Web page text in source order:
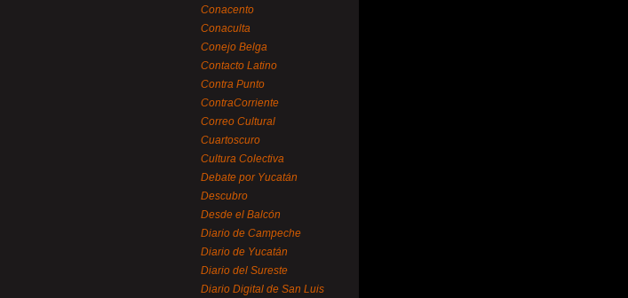
Conacento
Conaculta
Conejo Belga
Contacto Latino
Contra Punto
ContraCorriente
Correo Cultural
Cuartoscuro
Cultura Colectiva
Debate por Yucatán
Descubro
Desde el Balcón
Diario de Campeche
Diario de Yucatán
Diario del Sureste
Diario Digital de San Luis